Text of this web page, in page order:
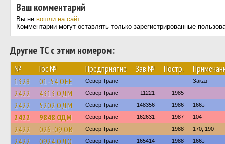
Ваш комментарий
Вы не вошли на сайт.
Комментарии могут оставлять только зарегистрированные
Другие ТС с этим номером:
№ Гос.№ Предприятие Зав.№ Постр.
1328 01-54 ОЕЕ Север Транс Заказ
2422 4313 ОДМ Север Транс 11221 1985
2422 5202 ОДМ Север Транс 148356 1986 166э
2422 9848 ОДМ Север Транс 162631 1987 104
2422 026-09 ОВ Север Транс 1988 170, 190
2422 0924 ОДО Север Транс 165414 1988 166э